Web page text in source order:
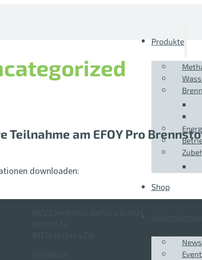
Produkte
Shop
News
Teilnahme am EFOY Pro
downloaden: